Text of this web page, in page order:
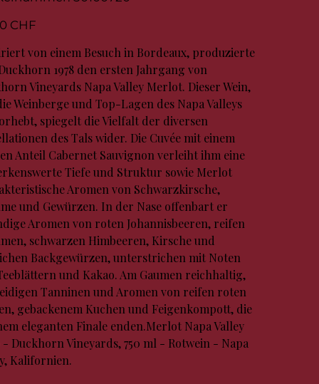
CHF
von einem Besuch in Bordeaux, produzierte
1978 den ersten Jahrgang von
Vineyards Napa Valley Merlot. Dieser Wein,
Weinberge und Top-Lagen des Napa Valleys
spiegelt die Vielfalt der diversen
des Tals wider. Die Cuvée mit einem
Anteil Cabernet Sauvignon verleiht ihm eine
Tiefe und Struktur sowie Merlot
Aromen von Schwarzkirsche,
und Gewürzen. In der Nase offenbart er
Aromen von roten Johannisbeeren, reifen
schwarzen Himbeeren, Kirsche und
Backgewürzen, unterstrichen mit Noten
und Kakao. Am Gaumen reichhaltig,
Tanninen und Aromen von reifen roten
gebackenem Kuchen und Feigenkompott, die
eleganten Finale enden.Merlot Napa Valley
- Duckhorn Vineyards, 750 ml - Rotwein - Napa
Kalifornien.